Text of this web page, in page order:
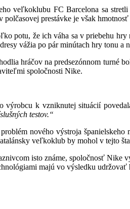
veľkoklubu FC Barcelona sa
polčasovej prestávke je však
potu, že ich váha sa v priebehu hry
vážia po pár minútach hry tonu a
hráčov na predsezónnom turné
spoločnosti Nike.
výrobcu k vzniknutej situácií
testov.“
nového výstroja
veľkoklub by mohol v tejto
isto známe, spoločnosť Nike
majú vo výsledku udržovať